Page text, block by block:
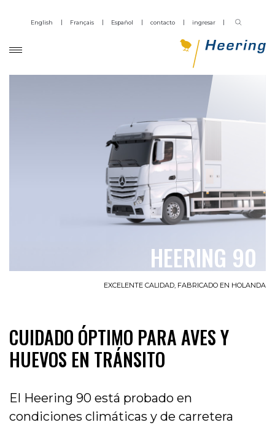
English Français Español contacto ingresar
HEERING 90
EXCELENTE CALIDAD, FABRICADO EN HOLANDA
CUIDADO ÓPTIMO PARA AVES Y
HUEVOS EN TRÁNSITO
El Heering 90 está probado en
condiciones climáticas y de carretera